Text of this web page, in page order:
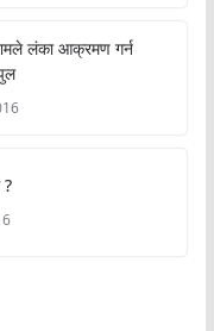
लंका आक्रमण गर्न
?